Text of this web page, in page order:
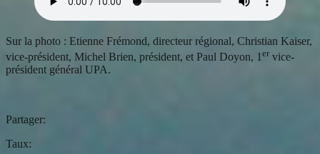
Sur la photo : Etienne Frémond, directeur régional, Christian Kaiser,
vice-président, Michel Brien, président, et Paul Doyon, 1 er vice-
président général UPA.
Partager:
Taux: